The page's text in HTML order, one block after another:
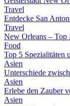
Travel
Entdecke San
Travel
New Orleans – Top
Food
Top 5 Spezialitäten
Asien
Unterschiede
Asien
Erlebe den Zauber
Asien